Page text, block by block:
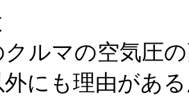
クルマの空気圧
外にも理由があ